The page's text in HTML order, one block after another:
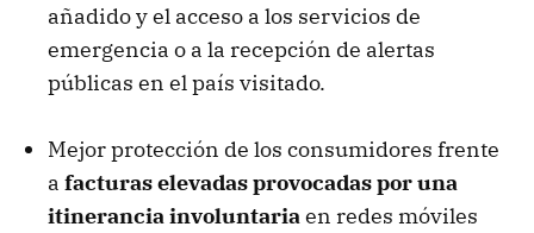
añadido y el acceso a los servicios de
emergencia o a la recepción de alertas
públicas en el país visitado.
Mejor protección de los consumidores frente
a facturas elevadas provocadas por una
itinerancia involuntariaen redes móviles